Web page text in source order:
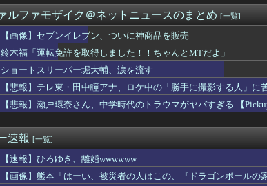
る3代アイテム、水筒、日傘
ソフィ、バッターボックスに立ってみた『ええフォームや』『打
のおちんちんが見たいよぉ.........」
】🐣変な声出してるとか言われるけど普通に出てくる声なので
ストオーダー5分前に入店するの迷惑？
が開発、着るだけで瞬時に「-15℃冷却」する冷感ポンチョ3...
骨盤ストレッチで胸がくっきり！！
「研いでもらったら刃が1mm小さくなった」 刃物店「刃の欠け
ビニで割引おにぎりは〝絶対買わない〟理由
ジテレビ、女子大生を大量投入して闇深エロ番組ｗｗｗｗ
です」靖国神社、境内におけるコスプレや軍装の禁止を発表
イレブン、ついに神商品を販売
日本ブームが起きてんの草。あんだけ仲が悪かった日本と韓国
今後は自社IP・他社IPともに現行機で遊べない名作を積極的にリ
ルファモザイク＠ネットニュースのまとめ [一覧]
【画像】セブンイレブン、ついに神商品を販売
鈴木福「運転免許を取得しました！！ちゃんとMTだよ」
ショートスリーパー堀大輔、涙を流す
【悲報】テレ東・田中瞳アナ、ロケ中の「勝手に撮影する人」
【悲報】瀬戸環奈さん、中学時代のトラウマがヤバすぎる 【
速報 [一覧]
【速報】ひろゆき、離婚wwwwww
【画像】熊本「はーい、被災者の人はこの、『ドラゴンボールの